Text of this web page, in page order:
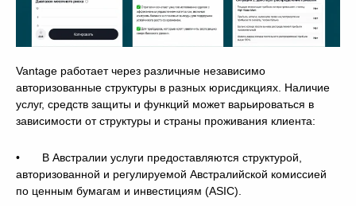
Vantage работает через различные независимо
авторизованные структуры в разных юрисдикциях. Наличие
услуг, средств защиты и функций может варьироваться в
зависимости от структуры и страны проживания клиента:
• В Австралии услуги предоставляются структурой,
авторизованной и регулируемой Австралийской комиссией
по ценным бумагам и инвестициям (ASIC).